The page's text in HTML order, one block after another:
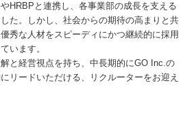
HRBPと連携し、各事業部の成長を支える
た。しかし、社会からの期待の高まりと共
秀な人材をスピーディにかつ継続的に採用
います。
と経営視点を持ち、中長期的にGO Inc.の
リードいただける、リクルーターをお迎え